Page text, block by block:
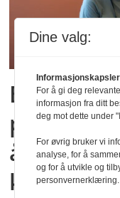
Eget
åpnet i
kommune
Dine valg:
For å gi deg
informasjon fra ditt
deg mot dette under
For øvrig bruker vi
analyse, for å
og for å utvikle og
personvernerklæring.